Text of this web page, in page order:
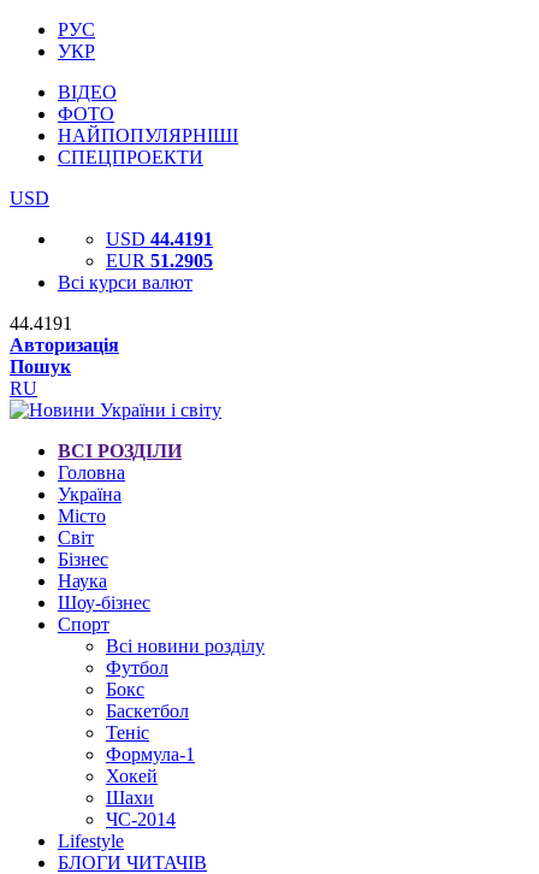
РУС
УКР
ВІДЕО
ФОТО
НАЙПОПУЛЯРНІШІ
СПЕЦПРОЕКТИ
USD
USD 44.4191
EUR 51.2905
Всі курси валют
44.4191
Авторизація
Пошук
RU
ВСІ РОЗДІЛИ
Головна
Україна
Місто
Світ
Бізнес
Наука
Шоу-бізнес
Спорт
Всі новини розділу
Футбол
Бокс
Баскетбол
Теніс
Формула-1
Хокей
Шахи
ЧС-2014
Lifestyle
БЛОГИ ЧИТАЧІВ